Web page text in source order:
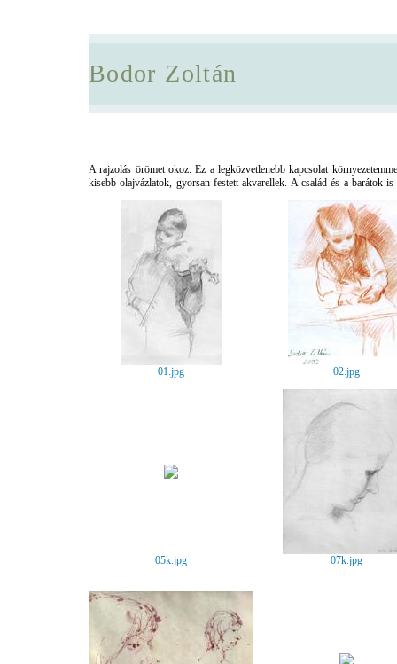
Bodor Zoltán
A rajzolás örömet okoz. Ez a legközvetlenebb kapcsolat
kisebb olajvázlatok, gyorsan festett akvarellek. A család és a barátok
01.jpg 02.jpg
05k.jpg 07k.jpg